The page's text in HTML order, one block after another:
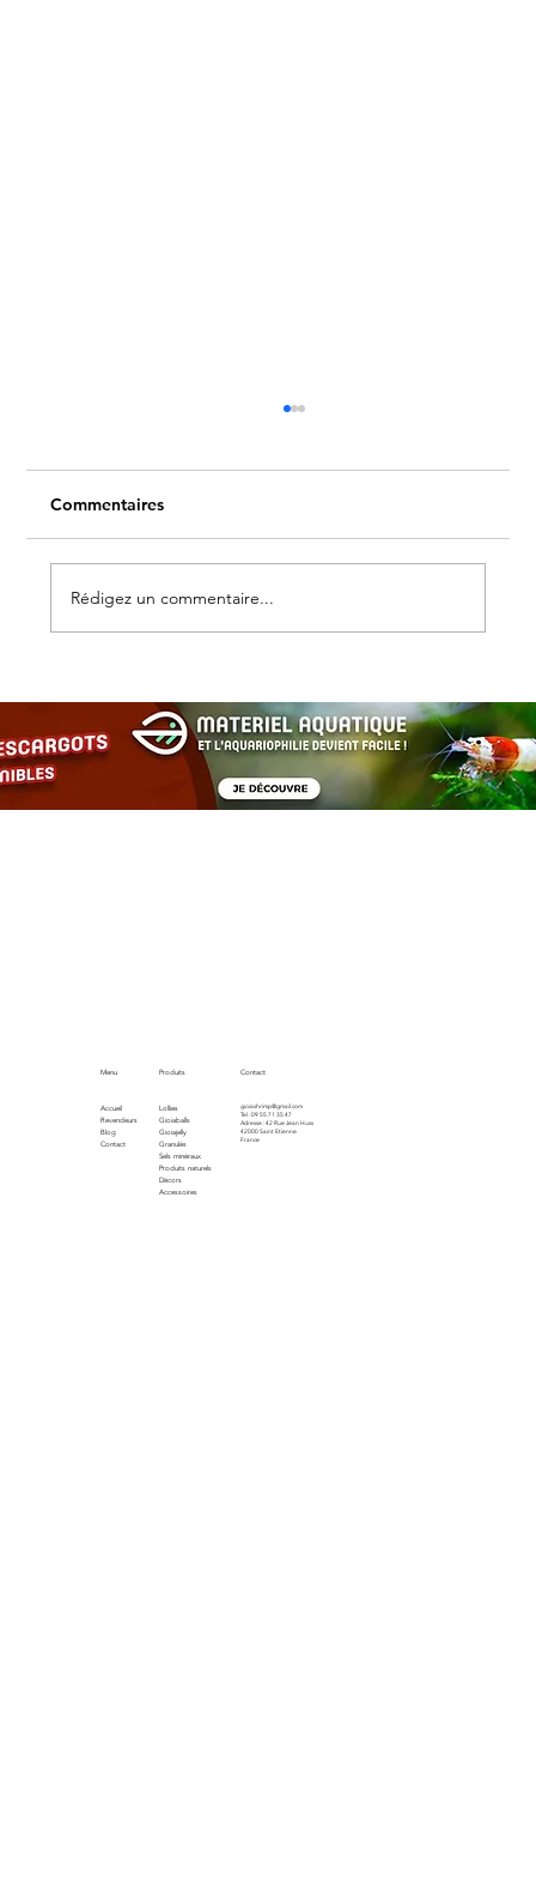
discrets pour un bac équilibré et
esthétique
Commentaires
Rédigez un commentaire...
Menu
Accueil
Revendeurs
Blog
Contact
Produits
Lollies
Gioiaballs
Gioiajelly
Granulés
Sels minéraux
Produits naturels
Décors
Accessoires
gioiashrimp@gmail.com
Tel : 09 55 71 35 47
Adresse : 42 Rue Jean Huss
42000 Saint Etienne
France
Contact